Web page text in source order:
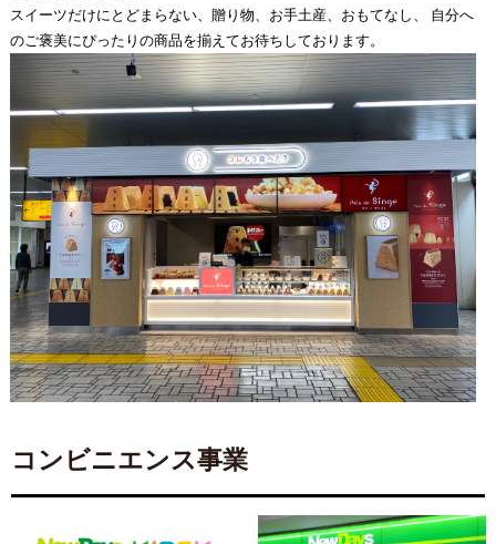
スイーツだけにとどまらない、贈り物、お手土産、おもてなし、 自分へ
のご褒美にぴったりの商品を揃えてお待ちしております。
コンビニエンス事業